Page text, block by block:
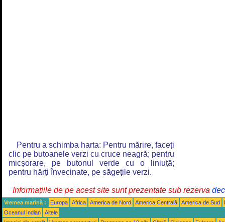
Pentru a schimba harta: Pentru mărire, faceți
clic pe butoanele verzi cu cruce neagră; pentru
micșorare, pe butonul verde cu o liniuță;
pentru hărți învecinate, pe săgețile verzi.
Informațiile de pe acest site sunt prezentate sub rezerva
Vremea marină : Europa Africa America de Nord America Centrală America de Sud
Oceanul Indian
Altele